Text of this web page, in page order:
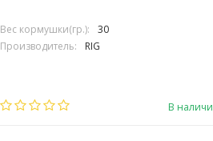
Вес кормушки(гр.):
30
Производитель:
RIG
В